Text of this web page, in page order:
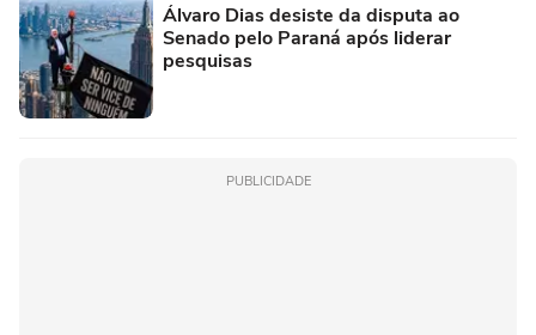
Álvaro Dias desiste da disputa ao
Senado pelo Paraná após liderar
pesquisas
PUBLICIDADE